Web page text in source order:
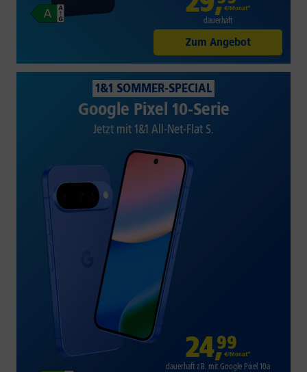
€/Monat*
dauerhaft
Zum Angebot
1&1 SOMMER-SPECIAL
Google Pixel 10-Serie
Jetzt mit 1&1 All-Net-Flat S.
24,99
€/Monat*
dauerhaft z.B. mit Google Pixel 10a